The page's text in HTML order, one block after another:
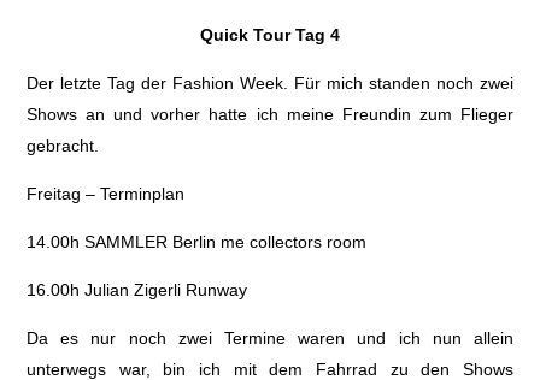
Quick Tour Tag 4
Der letzte Tag der Fashion Week. Für mich standen noch zwei
Shows an und vorher hatte ich meine Freundin zum Flieger
gebracht.
Freitag – Terminplan
14.00h SAMMLER Berlin me collectors room
16.00h Julian Zigerli Runway
Da es nur noch zwei Termine waren und ich nun allein
unterwegs war, bin ich mit dem Fahrrad zu den Shows